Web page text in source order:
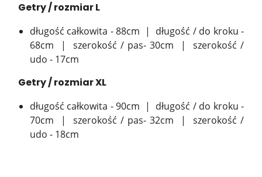
Getry / rozmiar L
długość całkowita - 88cm | długość / do kroku -
68cm | szerokość / pas- 30cm | szerokość /
udo - 17cm
Getry / rozmiar XL
długość całkowita - 90cm | długość / do kroku -
70cm | szerokość / pas- 32cm | szerokość /
udo - 18cm